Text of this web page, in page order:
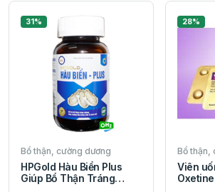
31%
Bổ thận, cường dương
HPGold Hàu Biển Plus
Giúp Bổ Thận Tráng
28%
Bổ thận,
Viên